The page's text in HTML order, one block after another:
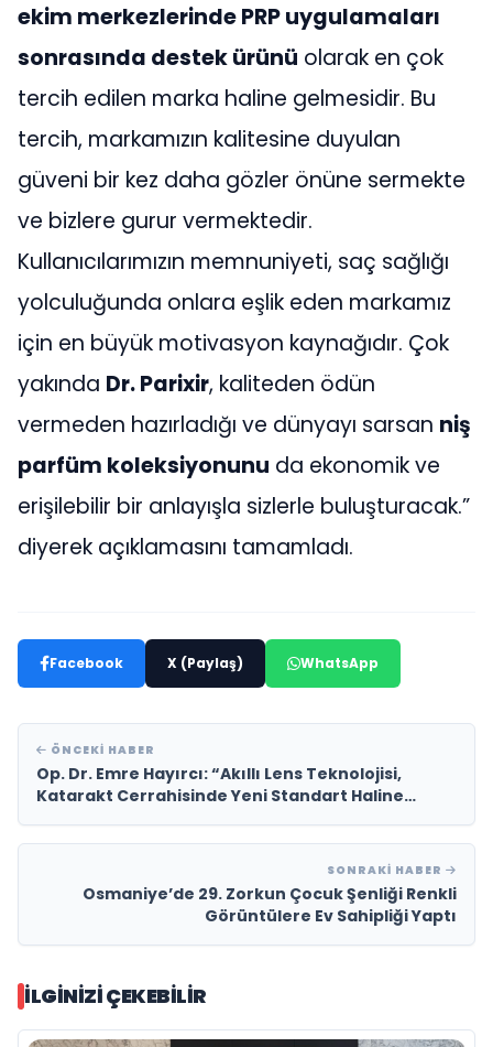
ekim merkezlerinde PRP uygulamaları
sonrasında destek ürünü olarak en çok
tercih edilen marka haline gelmesidir. Bu
tercih, markamızın kalitesine duyulan
güveni bir kez daha gözler önüne sermekte
ve bizlere gurur vermektedir.
Kullanıcılarımızın memnuniyeti, saç sağlığı
yolculuğunda onlara eşlik eden markamız
için en büyük motivasyon kaynağıdır. Çok
yakında Dr. Parixir, kaliteden ödün
vermeden hazırladığı ve dünyayı sarsan niş
parfüm koleksiyonunu da ekonomik ve
erişilebilir bir anlayışla sizlerle buluşturacak.”
diyerek açıklamasını tamamladı.
Facebook X (Paylaş) WhatsApp
ÖNCEKI HABER
Op. Dr. Emre Hayırcı: “Akıllı Lens Teknolojisi,
Katarakt Cerrahisinde Yeni Standart Haline
SONRAKI HABER
Osmaniye’de 29. Zorkun Çocuk Şenliği Renkli
Görüntülere Ev Sahipliği Yaptı
İLGINIZI ÇEKEBILIR